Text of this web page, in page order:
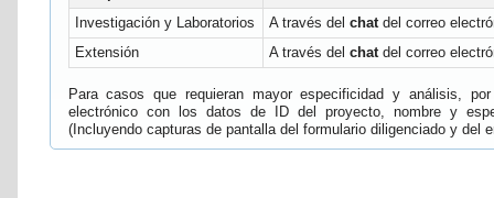
Investigación y Laboratorios
A través del chatdel correo
Extensión
A través del chatdel correo
Para casos que requieran mayor especificidad y análisis,
electrónico con los datos de ID del proyecto, nombre y
(Incluyendo capturas de pantalla del formulario diligenciado y del